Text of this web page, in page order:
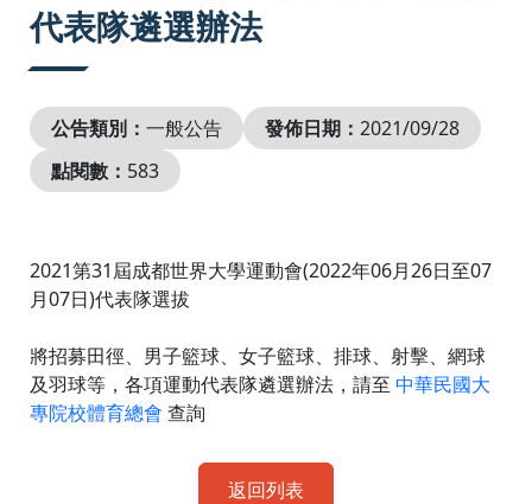
代表隊遴選辦法
公告類別： 一般公告 發佈日期： 2021/09/28
點閱數： 583
2021第31屆成都世界大學運動會(2022年06月26日至07
月07日)代表隊選拔
將招募田徑、男子籃球、女子籃球、排球、射擊、網球
及羽球等，各項運動代表隊遴選辦法，請至 中華民國大
專院校體育總會 查詢
返回列表